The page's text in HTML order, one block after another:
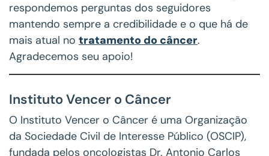
respondemos perguntas dos seguidores
mantendo sempre a credibilidade e o que há de
mais atual no tratamento do câncer.
Agradecemos seu apoio!
Instituto Vencer o Câncer
O Instituto Vencer o Câncer é uma Organização
da Sociedade Civil de Interesse Público (OSCIP),
fundada pelos oncologistas Dr. Antonio Carlos